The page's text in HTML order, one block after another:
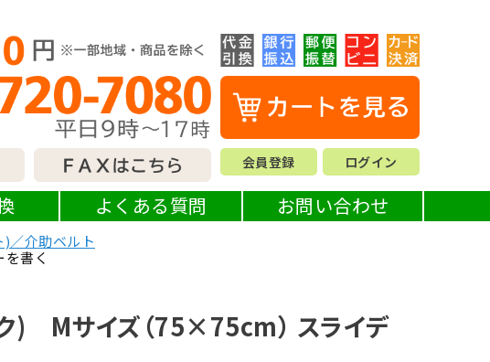
会員登録 ログイン
よくある質問 お問い合わせ
／介助ベルト
書く
) Mサイズ（75×75cm） スライデ